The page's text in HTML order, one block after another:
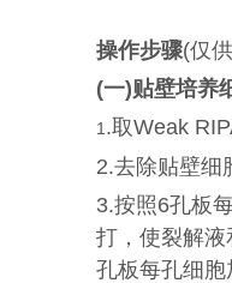
操作步骤(仅
(一)贴壁培养
1 .取Weak
2.去除贴壁细
3.按照6孔板
打，使裂解
孔板每孔细